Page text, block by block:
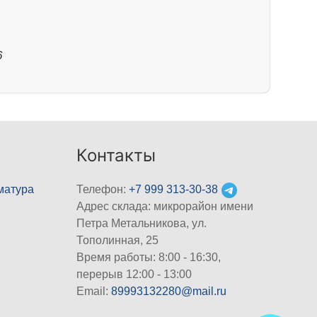
Контакты
Телефон:+7 999 313-30-38
Адрес склада: микрорайон имени
Петра Метальникова, ул.
Тополинная, 25
Время работы: 8:00 - 16:30,
перерыв 12:00 - 13:00
Email:89993132280@mail.ru